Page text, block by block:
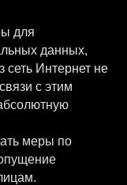
для
данных,
Интернет не
с этим
меры по